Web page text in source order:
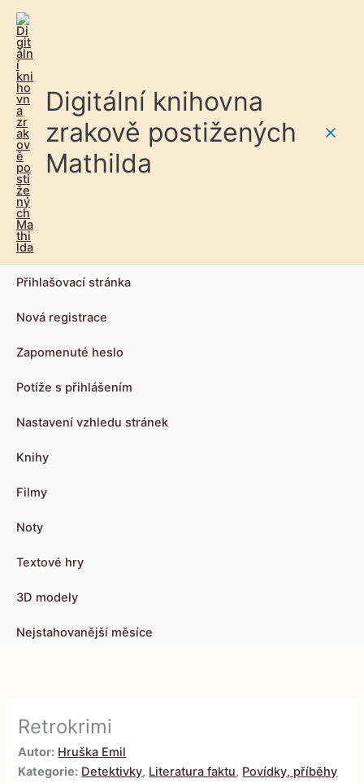
Digitální knihovna
zrakově postižených
Mathilda
Přihlašovací stránka
Nová registrace
Zapomenuté heslo
Potíže s přihlášením
Nastavení vzhledu stránek
Knihy
Filmy
Noty
Textové hry
3D modely
Nejstahovanější měsíce
Retrokrimi
Autor: Hruška Emil
Kategorie: Detektivky, Literatura faktu, Povídky, příběhy